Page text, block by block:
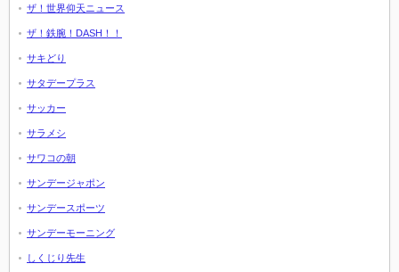
ザ！世界仰天ニュース
ザ！鉄腕！DASH！！
サキどり
サタデープラス
サッカー
サラメシ
サワコの朝
サンデージャポン
サンデースポーツ
サンデーモーニング
しくじり先生